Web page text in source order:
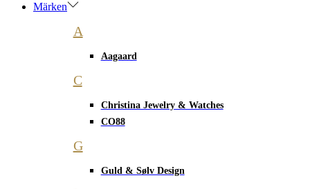
Märken
A
Aagaard
C
Christina Jewelry & Watches
CO88
G
Guld & Sølv Design